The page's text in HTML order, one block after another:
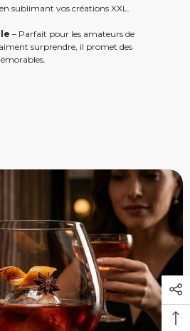
sublimant vos créations XXL.
– Parfait pour les amateurs de
surprendre, il promet des